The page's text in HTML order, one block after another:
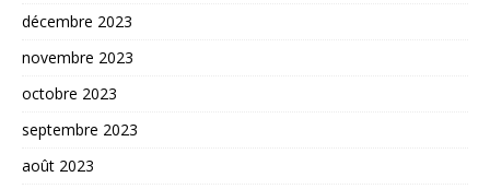
décembre 2023
novembre 2023
octobre 2023
septembre 2023
août 2023